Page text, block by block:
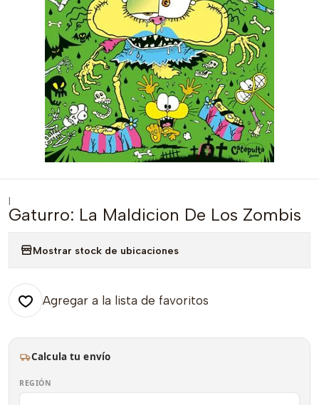
|
Gaturro: La Maldicion De Los Zombis
Mostrar stock de ubicaciones
Agregar a la lista de favoritos
Calcula tu envío
REGIÓN